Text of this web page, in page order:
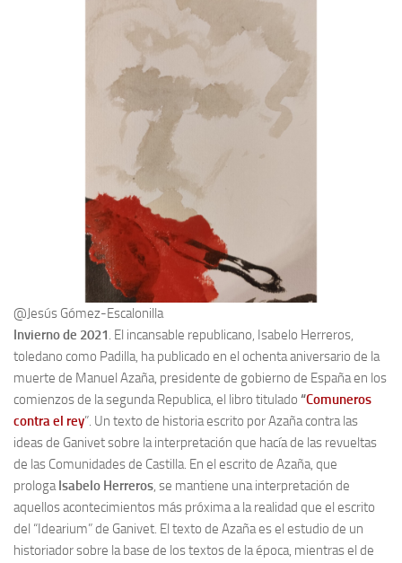
Publicaciones destacadas de nuestra hemeroteca
@Jesús Gómez-Escalonilla
Invierno de 2021. El incansable republicano, Isabelo Herreros,
toledano como Padilla, ha publicado en el ochenta aniversario de la
muerte de Manuel Azaña, presidente de gobierno de España en los
comienzos de la segunda Republica, el libro titulado “Comuneros
contra el rey”. Un texto de historia escrito por Azaña contra las
ideas de Ganivet sobre la interpretación que hacía de las revueltas
de las Comunidades de Castilla. En el escrito de Azaña, que
prologaIsabelo Herreros, se mantiene una interpretación de
aquellos acontecimientos más próxima a la realidad que el escrito
del “Idearium” de Ganivet. El texto de Azaña es el estudio de un
historiador sobre la base de los textos de la época, mientras el de